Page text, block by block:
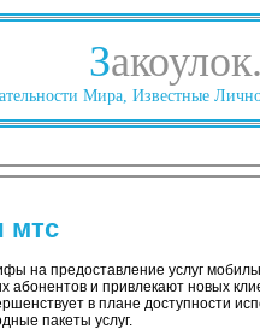
Закоулок.
Мира, Известные
мтс
на предоставление услуг
абонентов и привлекают новых
в плане доступности
пакеты услуг.